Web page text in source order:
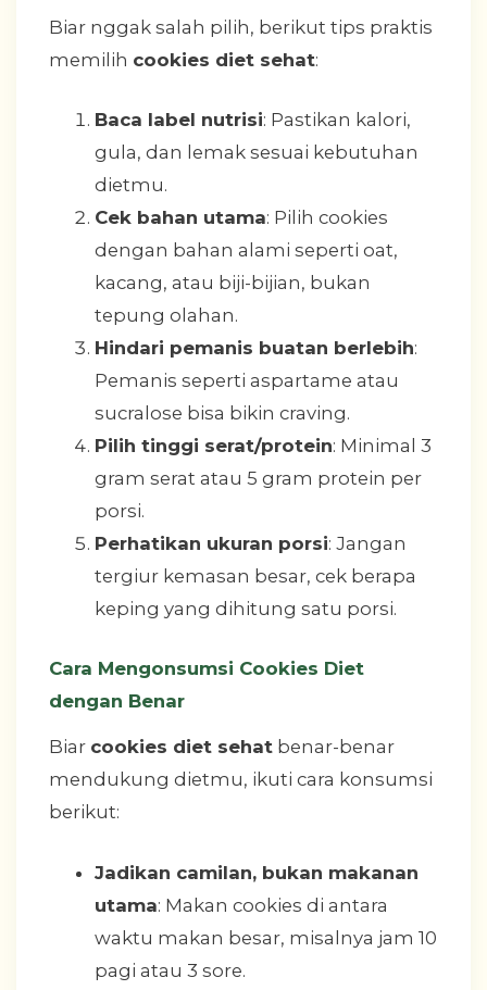
Biar nggak salah pilih, berikut tips praktis
memilih cookies diet sehat:
Baca label nutrisi: Pastikan kalori,
gula, dan lemak sesuai kebutuhan
dietmu.
Cek bahan utama: Pilih cookies
dengan bahan alami seperti oat,
kacang, atau biji-bijian, bukan
tepung olahan.
Hindari pemanis buatan berlebih:
Pemanis seperti aspartame atau
sucralose bisa bikin craving.
Pilih tinggi serat/protein: Minimal 3
gram serat atau 5 gram protein per
porsi.
Perhatikan ukuran porsi: Jangan
tergiur kemasan besar, cek berapa
keping yang dihitung satu porsi.
Cara Mengonsumsi Cookies Diet
dengan Benar
Biar cookies diet sehat benar-benar
mendukung dietmu, ikuti cara konsumsi
berikut:
Jadikan camilan, bukan makanan
utama: Makan cookies di antara
waktu makan besar, misalnya jam 10
pagi atau 3 sore.